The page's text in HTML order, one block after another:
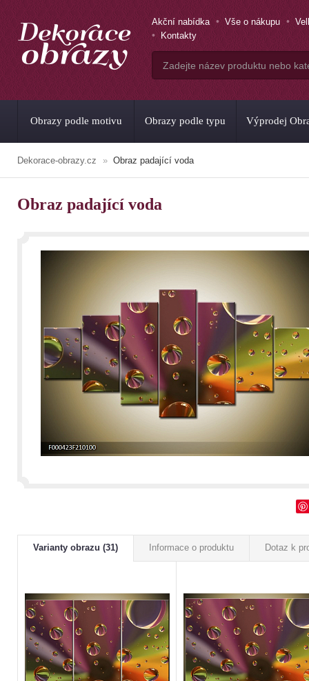
Akční nabídka Vše o nákupu
Kontakty
Obrazy podle motivu Obrazy podle typu Výprodej
Dekorace-obrazy.cz Obraz padající voda
Obraz padající voda
Varianty obrazu (31) Informace o produktu Dotaz k